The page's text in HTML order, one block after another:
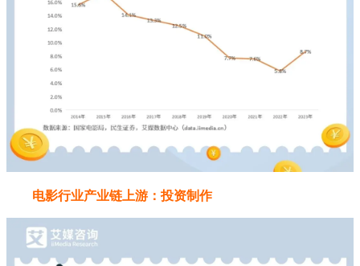
电影行业产业链上游：投资制作